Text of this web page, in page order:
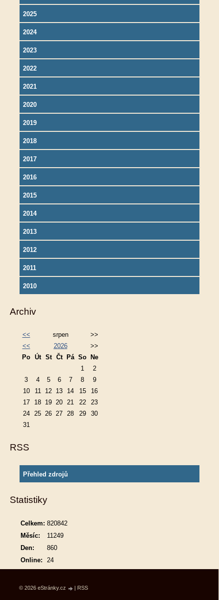
2025
2024
2023
2022
2021
2020
2019
2018
2017
2016
2015
2014
2013
2012
2011
2010
Archiv
<< srpen
>>
<<
2026
>>
Po Út St Čt Pá So
Ne
1
2
3
4 5 6 7 8
9
10
11 12 13 14 15
16
17
18 19 20 21 22
23
24
25 26 27 28 29
30
31
RSS
Přehled zdrojů
Statistiky
Online: 24
Celkem: 820842
Měsíc:
11249
Den:
860
© 2026 eStránky.cz | RSS